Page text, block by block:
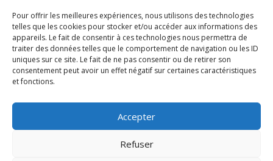
Pour offrir les meilleures expériences, nous utilisons des technologies
telles que les cookies pour stocker et/ou accéder aux informations des
appareils. Le fait de consentir à ces technologies nous permettra de
traiter des données telles que le comportement de navigation ou les ID
uniques sur ce site. Le fait de ne pas consentir ou de retirer son
consentement peut avoir un effet négatif sur certaines caractéristiques
et fonctions.
Accepter
Refuser
16 mars 2026
© 2026
– Tous
droits réservés